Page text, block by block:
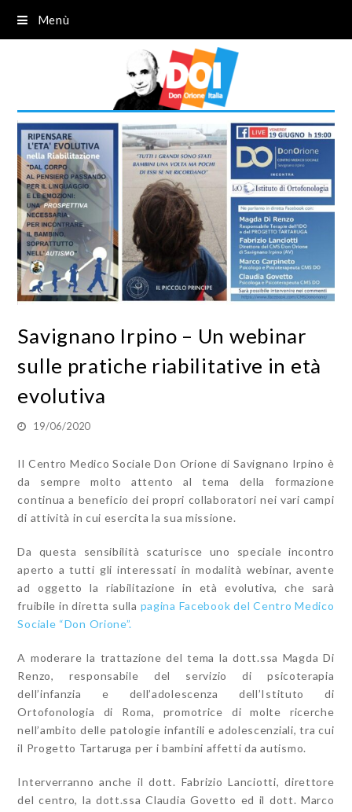
Menù
Savignano Irpino – Un webinar
sulle pratiche riabilitative in età
evolutiva
19/06/2020
Il Centro Medico Sociale Don Orione di Savignano Irpino è
da sempre molto attento al tema della formazione
continua a beneficio dei propri collaboratori nei vari campi
di attività in cui esercita la sua missione.
Da questa sensibilità scaturisce uno speciale incontro
aperto a tutti gli interessati in modalità webinar, avente
ad oggetto la riabilitazione in età evolutiva, che sarà
fruibile in diretta sulla pagina Facebook del Centro Medico
Sociale “Don Orione”.
A moderare la trattazione del tema la dott.ssa Magda Di
Renzo, responsabile del servizio di psicoterapia
dell’infanzia e dell’adolescenza dell’Istituto di
Ortofonologia di Roma, promotrice di molte ricerche
nell’ambito delle patologie infantili e adolescenziali, tra cui
il Progetto Tartaruga per i bambini affetti da autismo.
Interverranno anche il dott. Fabrizio Lanciotti, direttore
del centro, la dott.ssa Claudia Govetto ed il dott. Marco